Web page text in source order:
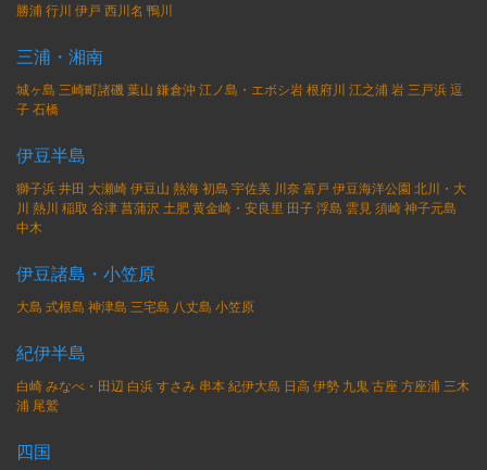
勝浦行川 伊戸 西川名 鴨川
三浦・湘南
城ヶ島 三崎町諸磯葉山 鎌倉沖 江ノ島・エボシ岩根府川 江之浦岩三戸浜逗
子石橋
伊豆半島
獅子浜井田 大瀬崎伊豆山 熱海初島 宇佐美 川奈 富戸 伊豆海洋公園 北川・大
川 熱川 稲取 谷津菖蒲沢 土肥黄金崎・安良里 田子浮島 雲見須崎神子元島
中木
伊豆諸島・小笠原
大島 式根島 神津島 三宅島 八丈島 小笠原
紀伊半島
白崎みなべ・田辺 白浜すさみ 串本紀伊大島 日高伊勢 九鬼古座方座浦三木
浦 尾鷲
四国